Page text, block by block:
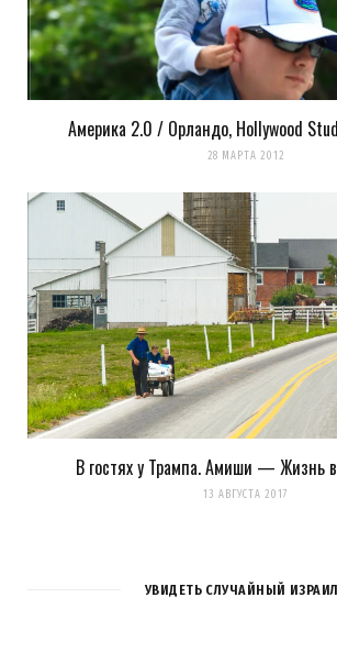
Америка 2.0 / Орландо, Hollywood
28 МАРТА 2012
В гостях у Трампа. Амиши — Жизнь
13 АВГУСТА 2017
УВИДЕТЬ СЛУЧАЙНЫЙ